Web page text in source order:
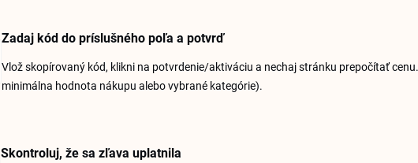
Zadaj kód do príslušného poľa a potvrď
Vlož skopírovaný kód, klikni na potvrdenie/aktiváciu a nechaj stránku prepočítať
minimálna hodnota nákupu alebo vybrané kategórie).
Skontroluj, že sa zľava uplatnila